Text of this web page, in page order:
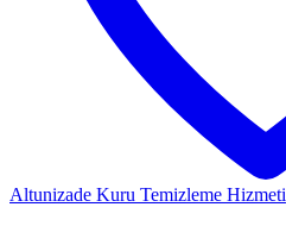
Altunizade Kuru Temizleme Hizmeti